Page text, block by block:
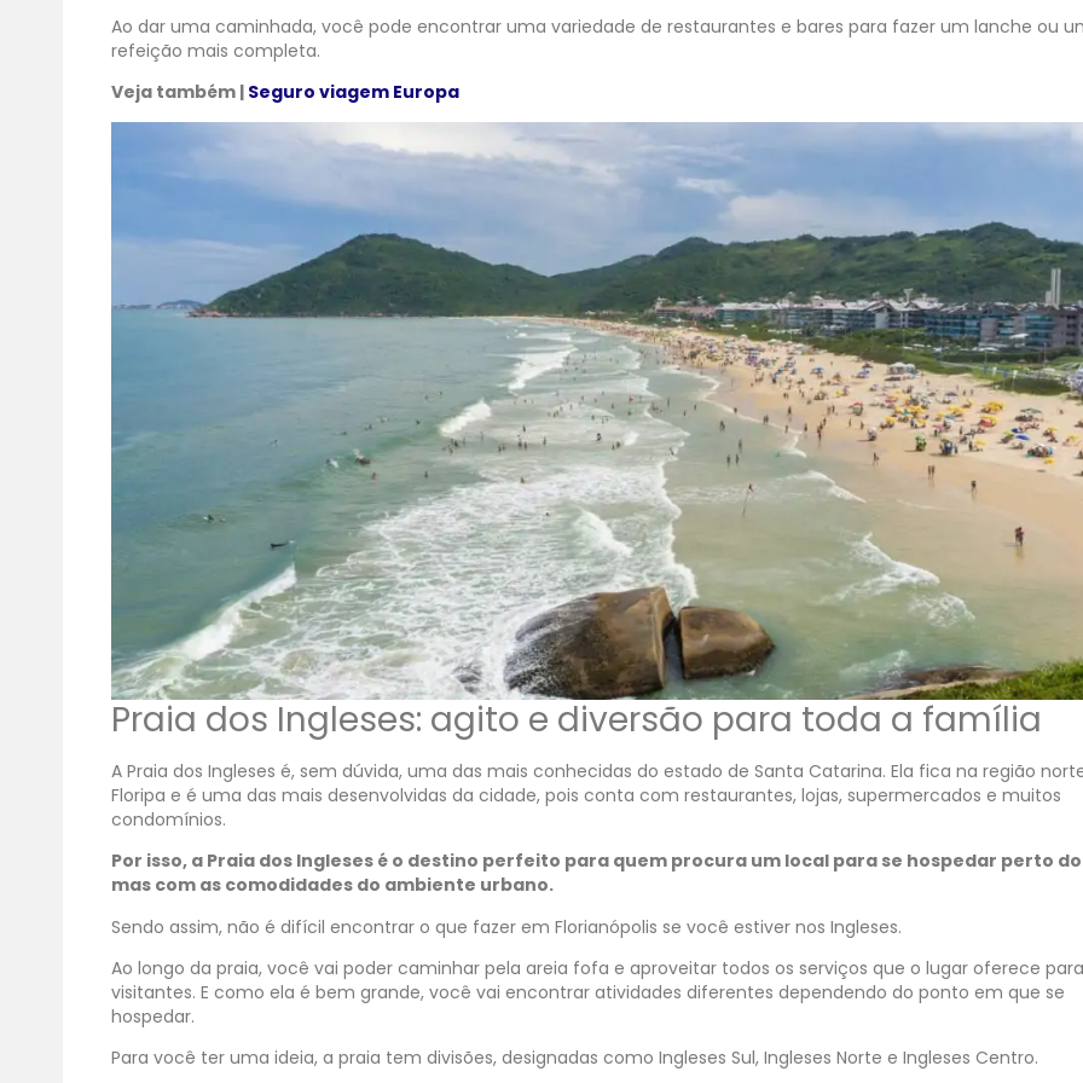
Ao dar uma caminhada, você pode encontrar uma variedade de restaurantes e bares para fazer um lanche ou
refeição mais completa.
Veja também | Seguro viagem Europa
Praia dos Ingleses: agito e diversão para toda a família
A Praia dos Ingleses é, sem dúvida, uma das mais conhecidas do estado de Santa Catarina. Ela fica na região
Floripa e é uma das mais desenvolvidas da cidade, pois conta com restaurantes, lojas, supermercados e muitos
condomínios.
Por isso, a Praia dos Ingleses é o destino perfeito para quem procura um local para se hospedar perto
mas com as comodidades do ambiente urbano.
Sendo assim, não é difícil encontrar o que fazer em Florianópolis se você estiver nos Ingleses.
Ao longo da praia, você vai poder caminhar pela areia fofa e aproveitar todos os serviços que o lugar oferece
visitantes. E como ela é bem grande, você vai encontrar atividades diferentes dependendo do ponto em que se
hospedar.
Para você ter uma ideia, a praia tem divisões, designadas como Ingleses Sul, Ingleses Norte e Ingleses Centro.